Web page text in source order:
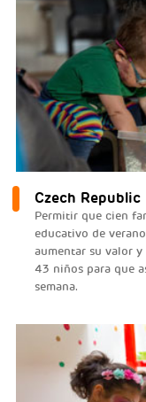
Czech Republic
Permitir que cien
educativo de
aumentar su valor y
43 niños para que
semana.